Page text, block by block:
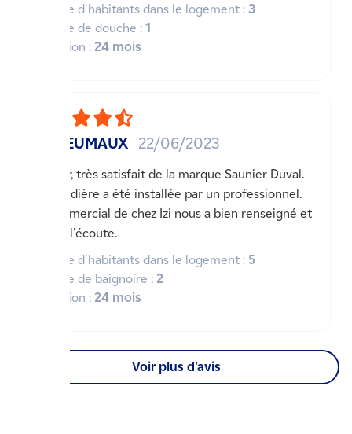
Nombre d'habitants dans le logement : 3
Nombre de douche : 1
Utilisation : 24 mois
DESREUMAUX 22/06/2023
Bonjour, très satisfait de la marque Saunier Duval.
La chaudière a été installée par un professionnel.
Le commercial de chez Izi nous a bien renseigné et
a été à l'écoute.
Nombre d'habitants dans le logement : 5
Nombre de baignoire : 2
Utilisation : 24 mois
Voir plus d'avis